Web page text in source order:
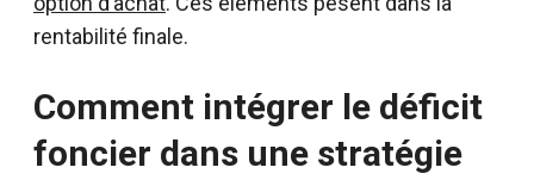
rentabilité finale.
Comment intégrer le déficit
foncier dans une stratégie